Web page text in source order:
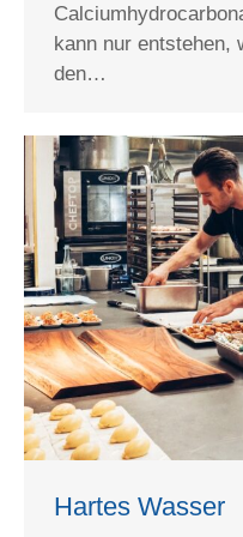
kann nur entstehen,
den…
Hartes Wasser